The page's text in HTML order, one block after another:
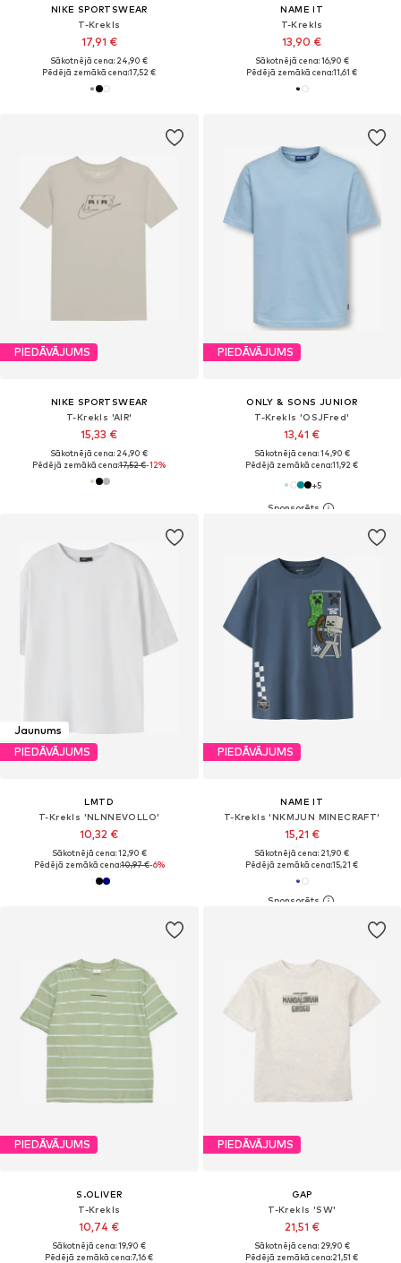
NIKE SPORTSWEAR
T-Krekls
17,91 €
Sākotnējā cena: 24,90 €
Pēdējā zemākā cena:17,52 €
NAME IT
T-Krekls
13,90 €
Sākotnējā cena: 16,90 €
Pēdējā zemākā cena:11,61 €
PIEDĀVĀJUMS
NIKE SPORTSWEAR
T-Krekls 'AIR'
15,33 €
Sākotnējā cena: 24,90 €
Pēdējā zemākā cena:17,52 €-12%
PIEDĀVĀJUMS
ONLY & SONS JUNIOR
T-Krekls 'OSJFred'
13,41 €
Sākotnējā cena: 14,90 €
Pēdējā zemākā cena:11,92 €
+5
Jaunums
PIEDĀVĀJUMS
LMTD
T-Krekls 'NLNNEVOLLO'
10,32 €
Sākotnējā cena: 12,90 €
Pēdējā zemākā cena:10,97 €-6%
PIEDĀVĀJUMS
NAME IT
T-Krekls 'NKMJUN MINECRAFT'
15,21 €
Sākotnējā cena: 21,90 €
Pēdējā zemākā cena:15,21 €
PIEDĀVĀJUMS
S.OLIVER
T-Krekls
10,74 €
Sākotnējā cena: 19,90 €
Pēdējā zemākā cena:7,16 €
PIEDĀVĀJUMS
GAP
T-Krekls 'SW'
21,51 €
Sākotnējā cena: 29,90 €
Pēdējā zemākā cena:21,51 €